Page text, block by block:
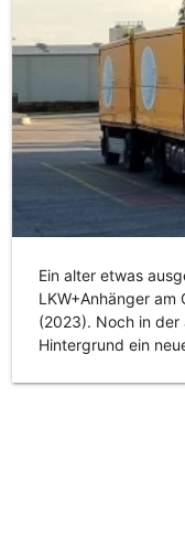
Ein alter etwas
LKW+Anhänger am
(2023). Noch in der
Hintergrund ein